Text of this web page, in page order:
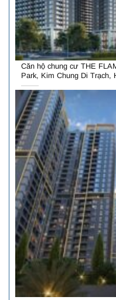
Căn hộ chung cư THE
Park, Kim Chung Di Trạch,